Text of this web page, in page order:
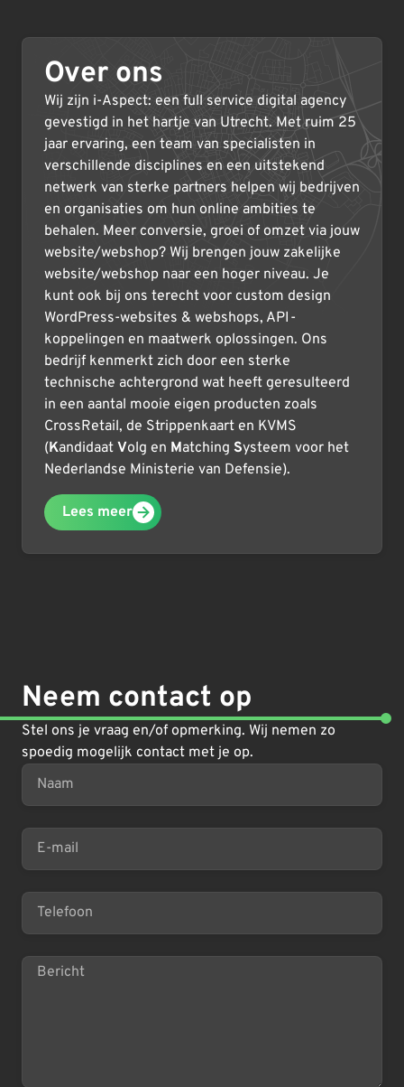
Over ons
Wij zijn i-Aspect: een full service digital agency
gevestigd in het hartje van Utrecht. Met ruim 25
jaar ervaring, een team van specialisten in
verschillende disciplines en een uitstekend
netwerk van sterke partners helpen wij bedrijven
en organisaties om hun online ambities te
behalen. Meer conversie, groei of omzet via jouw
website/webshop? Wij brengen jouw zakelijke
website/webshop naar een hoger niveau. Je
kunt ook bij ons terecht voor custom design
WordPress-websites & webshops, API-
koppelingen en maatwerk oplossingen. Ons
bedrijf kenmerkt zich door een sterke
technische achtergrond wat heeft geresulteerd
in een aantal mooie eigen producten zoals
CrossRetail, de Strippenkaart en KVMS
(Kandidaat Volg en Matching Systeem voor het
Nederlandse Ministerie van Defensie).
Lees meer
Neem contact op
Stel ons je vraag en/of opmerking. Wij nemen zo
spoedig mogelijk contact met je op.